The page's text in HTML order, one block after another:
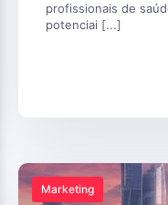
profissionais de
potenciai [...]
Marketing